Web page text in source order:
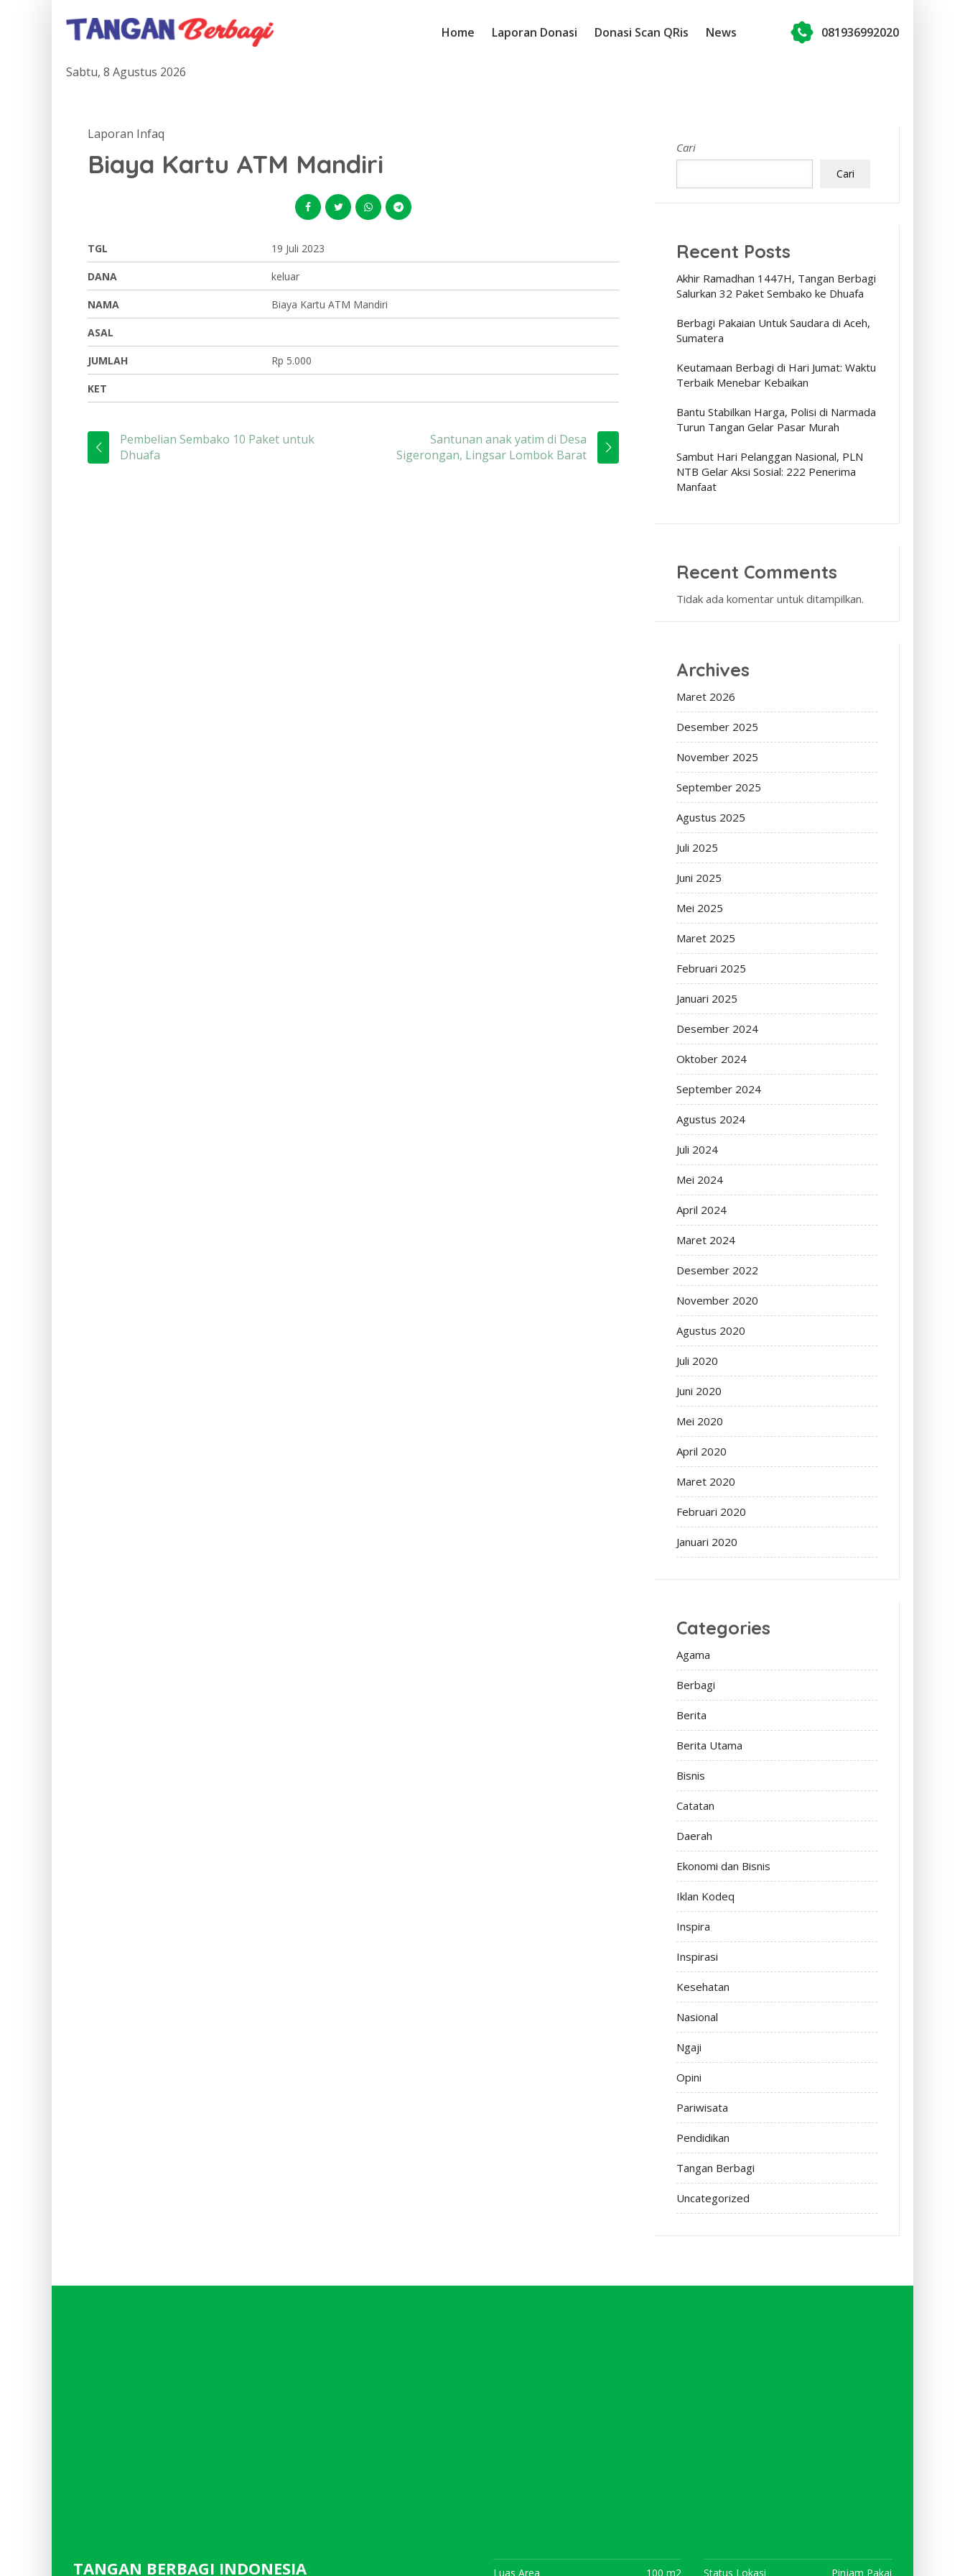
Home Laporan Donasi Donasi Scan QRis News 081936992020
Sabtu, 8 Agustus 2026
Laporan Infaq
Biaya Kartu ATM Mandiri
TGL 19 Juli 2023
DANA keluar
NAMA Biaya Kartu ATM Mandiri
ASAL
JUMLAH Rp 5.000
KET
Pembelian Sembako 10 Paket untuk
Dhuafa
Santunan anak yatim di Desa
Sigerongan, Lingsar Lombok Barat
Cari
Cari
Recent Posts
Akhir Ramadhan 1447H, Tangan Berbagi
Salurkan 32 Paket Sembako ke Dhuafa
Berbagi Pakaian Untuk Saudara di Aceh,
Sumatera
Keutamaan Berbagi di Hari Jumat: Waktu
Terbaik Menebar Kebaikan
Bantu Stabilkan Harga, Polisi di Narmada
Turun Tangan Gelar Pasar Murah
Sambut Hari Pelanggan Nasional, PLN
NTB Gelar Aksi Sosial: 222 Penerima
Manfaat
Recent Comments
Tidak ada komentar untuk ditampilkan.
Archives
Maret 2026
Desember 2025
November 2025
September 2025
Agustus 2025
Juli 2025
Juni 2025
Mei 2025
Maret 2025
Februari 2025
Januari 2025
Desember 2024
Oktober 2024
September 2024
Agustus 2024
Juli 2024
Mei 2024
April 2024
Maret 2024
Desember 2022
November 2020
Agustus 2020
Juli 2020
Juni 2020
Mei 2020
April 2020
Maret 2020
Februari 2020
Januari 2020
Categories
Agama
Berbagi
Berita
Berita Utama
Bisnis
Catatan
Daerah
Ekonomi dan Bisnis
Iklan Kodeq
Inspira
Inspirasi
Kesehatan
Nasional
Ngaji
Opini
Pariwisata
Pendidikan
Tangan Berbagi
Uncategorized
TANGAN BERBAGI INDONESIA Luas Area 100 m2 Status Lokasi Pinjam Pakai